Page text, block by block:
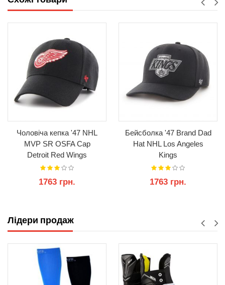
Чоловіча кепка '47 NHL
MVP SR OSFA Cap
Detroit Red Wings
(Оригінал)
1763 грн.
Бейсболка '47 Brand Dad
Hat NHL Los Angeles
Kings
1763 грн.
Лідери продаж